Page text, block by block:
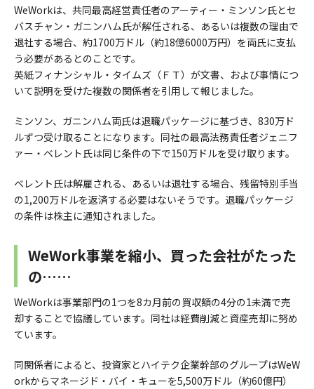
WeWorkは、共同最高経営責任者のアーティー・ミンソン氏とセ
バスチャン・ガニンハム氏が解任される、あるいは複数の理由で
退社する場合、約1700万ドル（約18億6000万円）を両氏に支払
う必要があるとのことです。
英紙フィナンシャル・タイムズ（ＦＴ）が文書、および事情につ
いて説明を受けた複数の関係者を引用して報じました。
ミンソン、ガニンハム両氏は退職パッケージに基づき、830万ド
ルずつ受け取ることになります。同社の最高法務責任者ジェニフ
ァー・ベレント氏は同じ条件の下で150万ドルを受け取ります。
ベレント氏は解雇される、あるいは退社する場合、残留特別手当
の1,200万ドルを返済する必要はないそうです。退職パッケージ
の条件は株主に通知されました。
WeWork事業を縮小、買った会社がたった
の……
WeWorkは事業部門の1つを8カ月前の買収額の4分の1未満で売
却することで協議しています。同社は経費削減と資産売却に努め
ています。
同関係者によると、投資家とハイテク企業幹部のグループはWeW
orkからマネージド・バイ・キューを5,500万ドル（約60億円）